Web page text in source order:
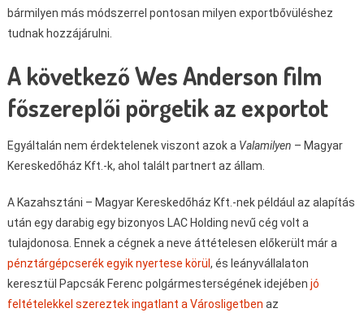
bármilyen más módszerrel pontosan milyen exportbővüléshez
tudnak hozzájárulni.
A következő Wes Anderson film
főszereplői pörgetik az exportot
Egyáltalán nem érdektelenek viszont azok a Valamilyen – Magyar
Kereskedőház Kft.-k, ahol talált partnert az állam.
A Kazahsztáni – Magyar Kereskedőház Kft.-nek például az alapítás
után egy darabig egy bizonyos LAC Holding nevű cég volt a
tulajdonosa. Ennek a cégnek a neve áttételesen előkerült már a
pénztárgépcserék egyik nyertese körül , és leányvállalaton
keresztül Papcsák Ferenc polgármesterségének idejében jó
feltételekkel szereztek ingatlant a Városligetben az